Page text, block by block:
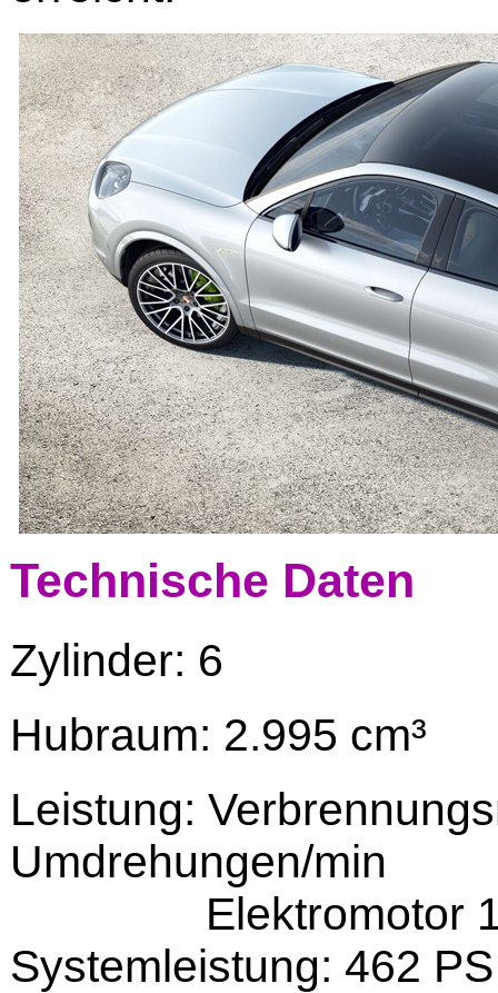
Technische Daten
Zylinder: 6
Hubraum: 2.995 cm³
Leistung:
Umdrehungen/min
Elektromotor
Systemleistung: 462 PS